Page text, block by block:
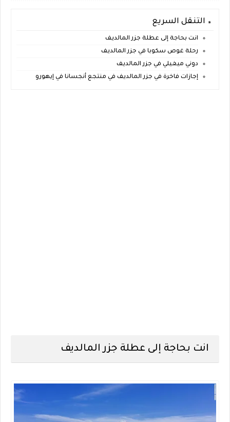
التنقل السريع
انت بحاجة إلى عطلة جزر المالديف
رحلة غوص سكوبا في جزر المالديف
دوني ميغيلي في جزر المالديف
إجازات فاخرة في جزر المالديف في منتجع أنجسانا في إيهورو
انت بحاجة إلى عطلة جزر المالديف